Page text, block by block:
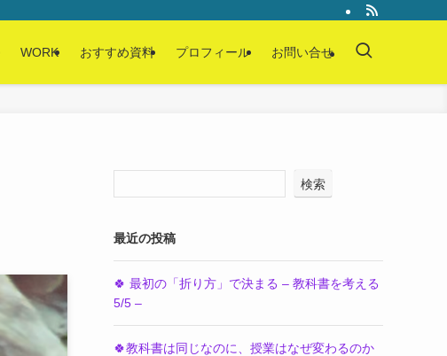
WORK おすすめ資料 プロフィール お問い合せ
検索
最近の投稿
🍀 最初の「折り方」で決まる – 教科書を考える
5/5 –
🍀教科書は同じなのに、授業はなぜ変わるのか